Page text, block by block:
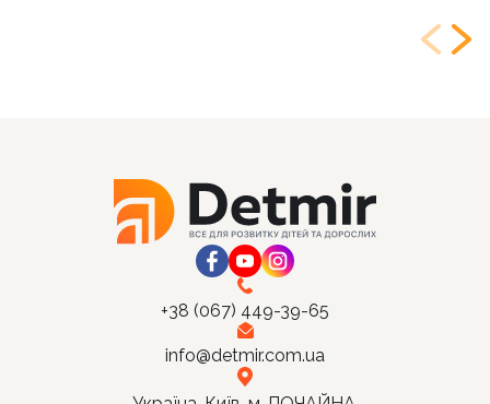
+38 (067) 449-39-65
info@detmir.com.ua